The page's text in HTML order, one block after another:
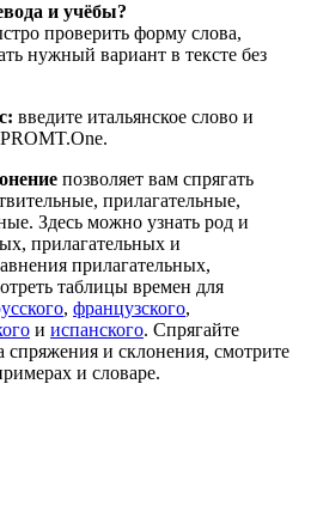
и учёбы?
проверить форму слова,
нужный вариант в тексте без
введите итальянское слово и
позволяет вам спрягать
прилагательные,
Здесь можно узнать род и
прилагательных и
прилагательных,
таблицы времен для
, французского,
и испанского. Спрягайте
спряжения и склонения, смотрите
и словаре.